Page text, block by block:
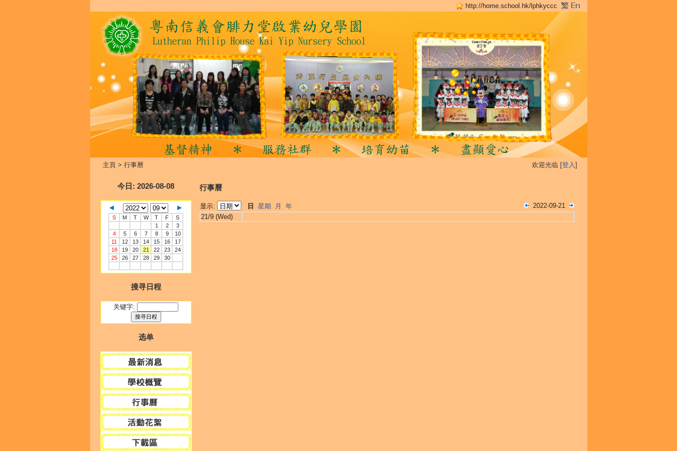
http://home.school.hk/lphkyccc
主頁> 行事曆 欢迎光临 [登入]
今日 : 2026-08-08
S M T W T F
S
1
2
3
4
5 6 7 8 9
10
11
12 13 14 15 16
17
18
19 20 21 22 23
24
25
26 27 28 29 30
搜寻日程
关键字:
选单
行事曆
显示: 日 星期 月 年
2022-09-21
21/9 (Wed)